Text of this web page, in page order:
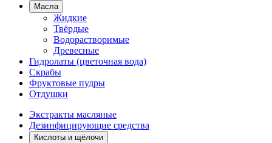
Масла
Жидкие
Твёрдые
Водорастворимые
Древесные
Гидролаты (цветочная вода)
Скрабы
Фруктовые пудры
Отдушки
Экстракты масляные
Дезинфицирующие средства
Кислоты и щёлочи